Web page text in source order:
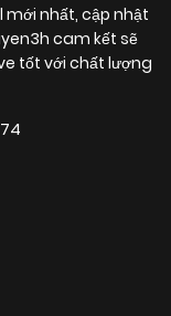
mới nhất, cập nhật
cam kết sẽ
tốt với chất lượng